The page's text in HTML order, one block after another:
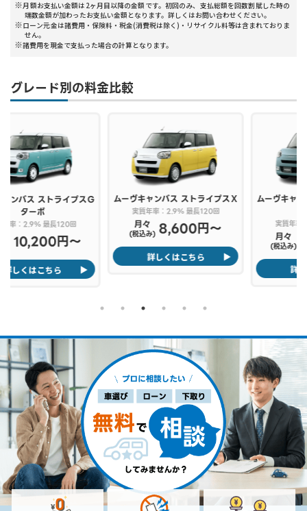
月額お支払い金額は2ヶ月目以降の金額です。初回のみ、支払総額を回数割賦した時の
端数金額が加わったお支払い金額となります。詳しくはお問い合わせください。
ローン元金は諸費用・保険料・税金(消費税は除く)・リサイクル料等は含まれておりま
せん。
諸費用を現金で支払った場合の計算となります。
グレード別の料金比較
ムーヴキャンバスストライプスＸ
実質年率：2.9% 最長120回
月々
(税込み) 8,600円〜
ムーヴキャンバスセオリーＧター
実質年率：2.9% 最長120回
月々
(税込み) 10,200円〜
詳しくはこちら